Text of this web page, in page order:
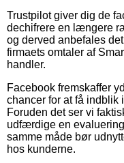
Trustpilot giver dig de
dechifrere en længere
og derved anbefales
firmaets omtaler af
handler.
Facebook fremskaffer
chancer for at få indblik
Foruden det ser vi
udfærdige en
samme måde bør
hos kunderne.